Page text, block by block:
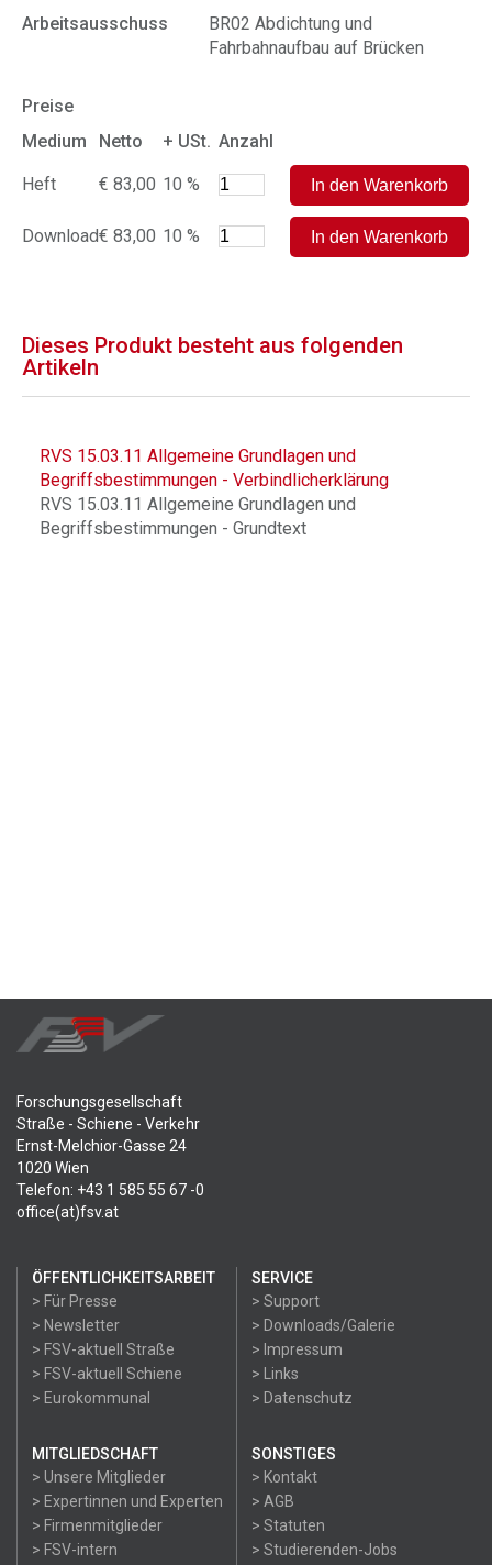
Arbeitsausschuss
BR02 Abdichtung und
Fahrbahnaufbau auf Brücken
Preise
Medium
Netto + USt. Anzahl
Heft € 83,00 10 %
Download€ 83,00 10 %
Dieses Produkt besteht aus folgenden
Artikeln
RVS 15.03.11 Allgemeine Grundlagen und
Begriffsbestimmungen - Verbindlicherklärung
RVS 15.03.11 Allgemeine Grundlagen und
Begriffsbestimmungen - Grundtext
Forschungsgesellschaft
Straße - Schiene - Verkehr
Ernst-Melchior-Gasse 24
1020 Wien
Telefon: +43 1 585 55 67 -0
office(at)fsv.at
ÖFFENTLICHKEITSARBEIT
> Für Presse
> Newsletter
> FSV-aktuell Straße
> FSV-aktuell Schiene
> Eurokommunal
SERVICE
> Support
> Downloads/Galerie
> Impressum
> Links
> Datenschutz
MITGLIEDSCHAFT
> Unsere Mitglieder
> Expertinnen und Experten
> Firmenmitglieder
> FSV-intern
SONSTIGES
> Kontakt
> AGB
> Statuten
> Studierenden-Jobs